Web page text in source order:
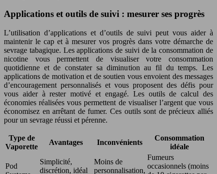
Applications et outils de suivi : mesurer ses progrès
L’utilisation d’applications et d’outils de suivi peut vous aider à
maintenir le cap et à mesurer vos progrès dans votre démarche de
sevrage tabagique. Les applications de suivi de la consommation de
nicotine vous permettent de visualiser votre consommation
quotidienne et de constater sa diminution au fil du temps. Les
applications de motivation et de soutien vous envoient des messages
d’encouragement personnalisés et vous proposent des défis pour
vous aider à rester motivé et engagé. Les outils de calcul des
économies réalisées vous permettent de visualiser l’argent que vous
économisez en arrêtant de fumer. Ces outils sont de précieux alliés
pour un sevrage réussi et pérenne.
Type de
Vaporette
Avantages Inconvénients
Consommation
idéale
Pod
Simplicité,
discrétion, idéal
Moins de
personnalisation,
Fumeurs
occasionnels (moins